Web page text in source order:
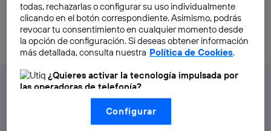
todas, rechazarlas o configurar su uso individualmente
clicando en el botón correspondiente. Asimismo, podrás
revocar tu consentimiento en cualquier momento desde
la opción de configuración. Si deseas obtener información
más detallada, consulta nuestra Política de Cookies.
¿Quieres activar la tecnología impulsada por
las operadoras de telefonía?
Nosotros, Telefónica S.A., utilizamos la tecnología Utiq para
realizar nuestras acciones de marketing digital o análisis
(como se describe en este aviso de consentimiento)
Configurar